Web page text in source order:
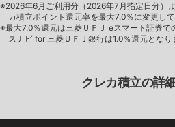
※2026年6月ご利用分（2026年7月指定日分）
カ積立ポイント還元率を最大7.0％に変更して
※最大7.0％還元は三菱ＵＦＪ eスマート証券
スナビ for 三菱ＵＦＪ銀行は1.0％還元となり
クレカ積立の詳